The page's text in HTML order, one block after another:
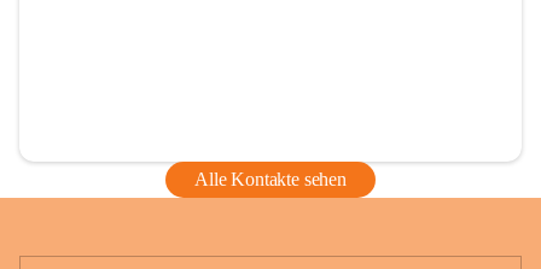
Alle Kontakte sehen